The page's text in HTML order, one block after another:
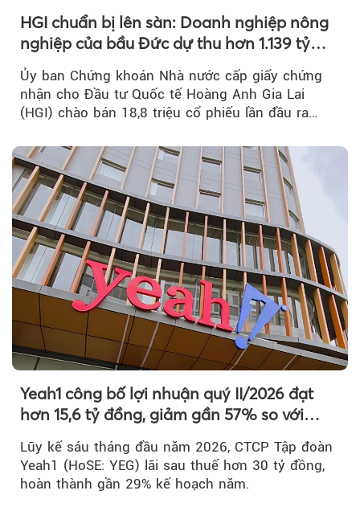
HGI chuẩn bị lên sàn: Doanh nghiệp nông
nghiệp của bầu Đức dự thu hơn 1.139 tỷ
đồng
Ủy ban Chứng khoán Nhà nước cấp giấy chứng
nhận cho Đầu tư Quốc tế Hoàng Anh Gia Lai
(HGI) chào bán 18,8 triệu cổ phiếu lần đầu ra
Yeah1 công bố lợi nhuận quý II/2026 đạt
hơn 15,6 tỷ đồng, giảm gần 57% so với
cùng kỳ
Lũy kế sáu tháng đầu năm 2026, CTCP Tập đoàn
Yeah1 (HoSE: YEG) lãi sau thuế hơn 30 tỷ đồng,
hoàn thành gần 29% kế hoạch năm.